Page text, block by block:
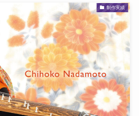
制作実績